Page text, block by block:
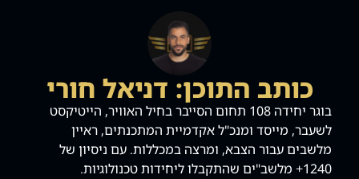
כותב התוכן: דניאל חורי
בוגר יחידה 108 תחום הסייבר בחיל האוויר, הייטיקסט
לשעבר, מייסד ומנכ"ל אקדמיית המתכנתים, ראיין
מלשבים עבור הצבא, ומרצה במכללות. עם ניסיון של
1240+ מלשב"ים שהתקבלו ליחידות טכנולוגיות.